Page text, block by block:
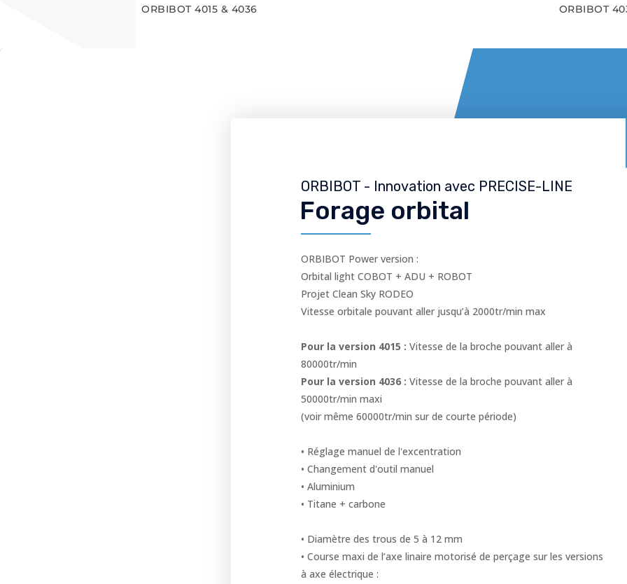
ORBIBOT 4015 & 4036 ORBIBOT
ORBIBOT - Innovation avec PRECISE-LINE
Forage orbital
ORBIBOT Power version :
Orbital light COBOT + ADU + ROBOT
Projet Clean Sky RODEO
Vitesse orbitale pouvant aller jusqu’à 2000tr/min max
Pour la version 4015 : Vitesse de la broche pouvant aller à
80000tr/min
Pour la version 4036 : Vitesse de la broche pouvant aller à
50000tr/min maxi
(voir même 60000tr/min sur de courte période)
• Réglage manuel de l'excentration
• Changement d'outil manuel
• Aluminium
• Titane + carbone
• Diamètre des trous de 5 à 12 mm
• Course maxi de l’axe linaire motorisé de perçage sur les versions
à axe électrique :